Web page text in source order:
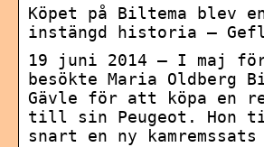
Köpet på Biltema blev
instängd historia –
19 juni 2014 — I maj
besökte Maria Oldberg
Gävle för att köpa en
till sin Peugeot. Hon
snart en ny